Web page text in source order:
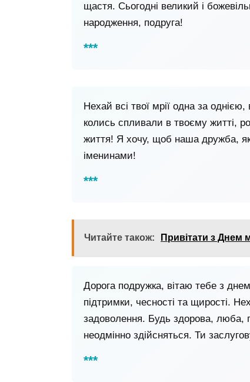
щастя. Сьогодні великий і
народження, подруга!
Нехай всі твої мрії одна за
колись спливали в твоєму житті,
життя! Я хочу, щоб наша дружба,
іменинами!
Читайте також: Привітати з Днем
Дорога подружка, вітаю тебе з
підтримки, чесності та щирості.
задоволення. Будь здорова, люба,
неодмінно здійсняться. Ти